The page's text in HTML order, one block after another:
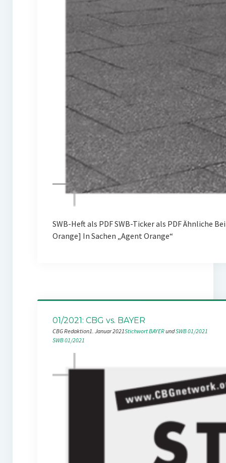
SWB-Heft als PDF SWB-Ticker als PDF Ähnliche
Orange] In Sachen „Agent Orange“
01/2021: CBG vs. BAYER
CBG Redaktion1. Januar 2021Stichwort BAYER und SWB 01/2021
SWB 01/2021